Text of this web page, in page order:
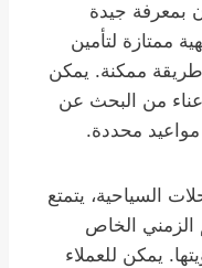
بمعرفة جيدة
ممتازة لتأمين
ممكنة. يمكن
عناء من البحث عن
مواعيد محددة.
السياحية، يتمتع
الزمني الخاص
يمكن للعملاء